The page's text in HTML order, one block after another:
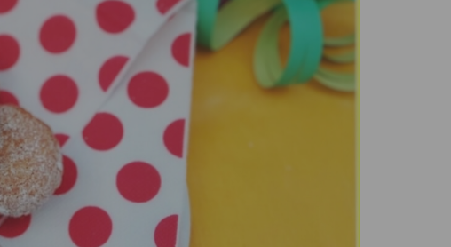
secca e legumi
biologica
bio
Birre, vini e liquori
Vini italiani
Birre artigianali
Liquori e distillati artigianali